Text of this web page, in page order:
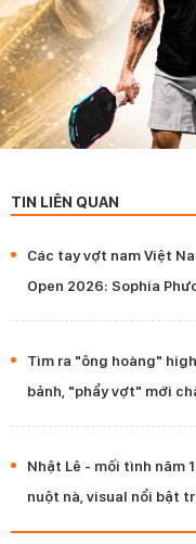
TIN LIÊN QUAN
Các tay vợt nam Việt
Open 2026: Sophia
Tìm ra "ông hoàng"
bảnh, "phẩy vợt" mới
Nhật Lê - mối tình năm
nuột nà, visual nổi bật